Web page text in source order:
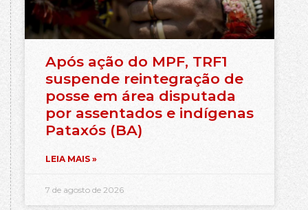
Após ação do MPF, TRF1
suspende reintegração de
posse em área disputada
por assentados e indígenas
Pataxós (BA)
LEIA MAIS »
7 de agosto de 2026